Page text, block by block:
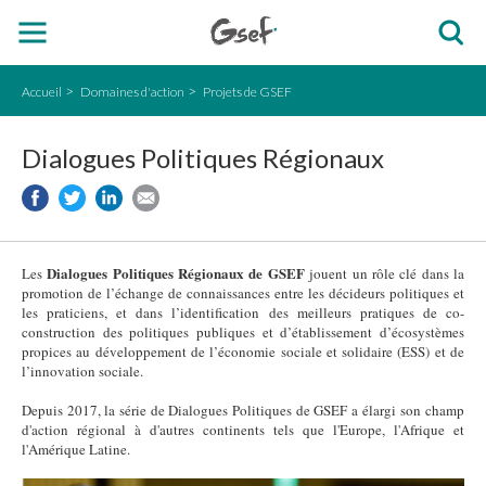
Accueil Domaines d'action Projets de GSEF
Dialogues Politiques Régionaux
LesDialogues Politiques Régionaux de GSEFjouent un rôle clé dans la
promotion de l’échange de connaissances entre les décideurs politiques et
les praticiens, et dans l’identification des meilleurs pratiques de co-
construction des politiques publiques et d’établissement d’écosystèmes
propices au développement de l’économie sociale et solidaire (ESS) et de
l’innovation sociale.
Depuis 2017, la série de Dialogues Politiques de GSEF a élargi son champ
d'action régional à d'autres continents tels que l'Europe, l'Afrique et
l'Amérique Latine.